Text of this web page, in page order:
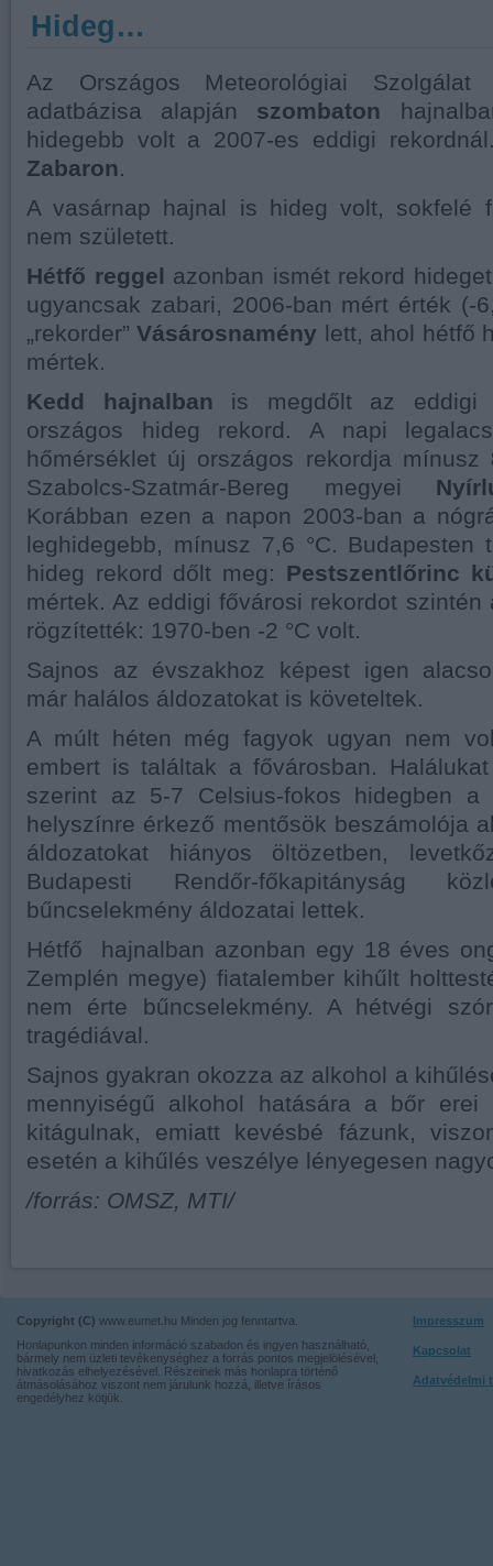
Hideg…
Az Országos Meteorológiai Szolgálat
adatbázisa alapján szombaton
hidegebb volt a 2007-es eddigi
Zabaron.
A vasárnap hajnal is hideg volt, sokfelé
nem született.
Hétfő reggel azonban ismét rekord
ugyancsak zabari, 2006-ban mért érték (-
„rekorder”Vásárosnamény lett, ahol hétfő
mértek.
Kedd hajnalban is megdőlt az eddigi
országos hideg rekord. A napi
hőmérséklet új országos rekordja mínusz
Szabolcs-Szatmár-Bereg megyei
Korábban ezen a napon 2003-ban a
leghidegebb, mínusz 7,6 °C. Budapesten
hideg rekord dőlt meg: Pestszentlőrinc
mértek. Az eddigi fővárosi rekordot szintén
rögzítették: 1970-ben -2 °C volt.
Sajnos az évszakhoz képest igen
már halálos áldozatokat is követeltek.
A múlt héten még fagyok ugyan nem
embert is találtak a fővárosban.
szerint az 5-7 Celsius-fokos hidegben
helyszínre érkező mentősök beszámolója
áldozatokat hiányos öltözetben,
Budapesti Rendőr-főkapitányság
bűncselekmény áldozatai lettek.
Hétfő hajnalban azonban egy 18 éves
Zemplén megye) fiatalember kihűlt
nem érte bűncselekmény. A hétvégi
tragédiával.
Sajnos gyakran okozza az alkohol a
mennyiségű alkohol hatására a bőr
kitágulnak, emiatt kevésbé fázunk,
esetén a kihűlés veszélye lényegesen
/forrás: OMSZ, MTI/
Copyright (C) www.eumet.hu Minden jog fenntartva.
Honlapunkon minden információ szabadon és ingyen használható,
bármely nem üzleti tevékenységhez a forrás pontos megjelölésével,
hivatkozás elhelyezésével. Részeinek más honlapra történő
átmásolásához viszont nem járulunk hozzá, illetve írásos
engedélyhez kötjük.
Impresszum
Kapcsolat
Adatvédelmi